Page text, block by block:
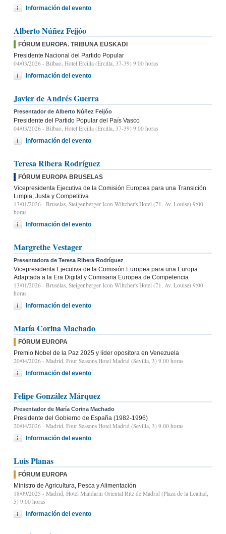
Información del evento
Alberto Núñez Feijóo
FÓRUM EUROPA. TRIBUNA EUSKADI
Presidente Nacional del Partido Popular
04/03/2026 - Bilbao, Hotel Ercilla (Ercilla, 37-39) 9:00 horas
Información del evento
Javier de Andrés Guerra
Presentador de Alberto Núñez Feijóo
Presidente del Partido Popular del País Vasco
04/03/2026 - Bilbao, Hotel Ercilla (Ercilla, 37-39) 9:00 horas
Información del evento
Teresa Ribera Rodríguez
FÓRUM EUROPA BRUSELAS
Vicepresidenta Ejecutiva de la Comisión Europea para una Transición
Limpia, Justa y Competitiva
13/01/2026 - Bruselas, Steigenberger Icon Wiltcher's Hotel (71, Av. Louise) 9:00
horas
Información del evento
Margrethe Vestager
Presentadora de Teresa Ribera Rodríguez
Vicepresidenta Ejecutiva de la Comisión Europea para una Europa
Adaptada a la Era Digital y Comisaria Europea de Competencia
13/01/2026 - Bruselas, Steigenberger Icon Wiltcher's Hotel (71, Av. Louise) 9:00
horas
Información del evento
María Corina Machado
FÓRUM EUROPA
Premio Nobel de la Paz 2025 y líder opositora en Venezuela
20/04/2026 - Madrid, Four Seasons Hotel Madrid (Sevilla, 3) 9.00 horas
Información del evento
Felipe González Márquez
Presentador de María Corina Machado
Presidente del Gobierno de España (1982-1996)
20/04/2026 - Madrid, Four Seasons Hotel Madrid (Sevilla, 3) 9.00 horas
Información del evento
Luis Planas
FÓRUM EUROPA
Ministro de Agricultura, Pesca y Alimentación
18/09/2025 - Madrid, Hotel Mandarin Oriental Ritz de Madrid (Plaza de la Lealtad,
5) 9:00 horas
Información del evento